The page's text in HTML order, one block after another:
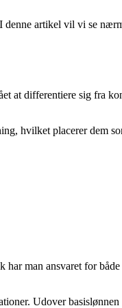
artikel vil vi se
at differentiere sig fra
hvilket placerer dem
man ansvaret for
Udover